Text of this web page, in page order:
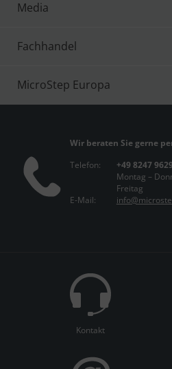
Media
Fachhandel
MicroStep Europa
Wir beraten Sie gerne
Telefon:
+49 8247
Montag –
Freitag
E-Mail:
Kontakt